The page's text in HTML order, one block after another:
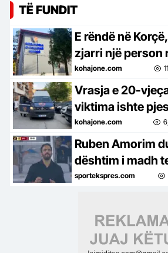
TË FUNDIT
E rëndë në
zjarri një person
kohajone.com
Vrasja e 20-
viktima ishte
Armatosura
kohajone.com
Ruben Amorim
dështim i madh
Chelsea fiton
sportekspres.com